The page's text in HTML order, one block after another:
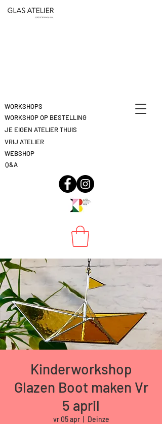
WORKSHOPS
JE EIGEN ATELIER THUIS
VRIJ ATELIER
WORKSHOP OP BESTELLING
WEBSHOP
Q&A
Kinderworkshop
Glazen Boot maken Vr
5 april
vr 05 apr
  |
Deinze